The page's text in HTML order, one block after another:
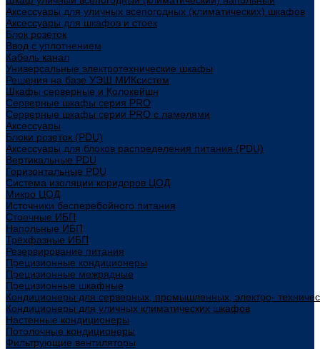
Аксессуары для уличных всепогодных (климатических) шкафов
Аксессуары для шкафов и стоек
Блок розеток
Ввод с уплотнением
Кабель канал
Универсальные электротехнические шкафы
Решения на базе УЭШ МИКсистем
Шкафы серверные и Колокейшн
Серверные шкафы серия PRO
Серверные шкафы серии PRO с ламелями
Аксессуары
Блоки розеток (PDU)
Аксессуары для блоков распределения питания (PDU)
Вертикальные PDU
Горизонтальные PDU
Система изоляции коридоров ЦОД
Микро ЦОД
Источники бесперебойного питания
Стоечные ИБП
Напольные ИБП
Трёхфазные ИБП
Резервирование питания
Прецизионные кондиционеры
Прецизионные межрядные
Прецизионные шкафные
Кондиционеры для серверных, промышленных, электро-
Кондиционеры для уличных климатических шкафов
Настенные кондиционеры
Потолочные кондиционеры
Фильтрующие вентиляторы